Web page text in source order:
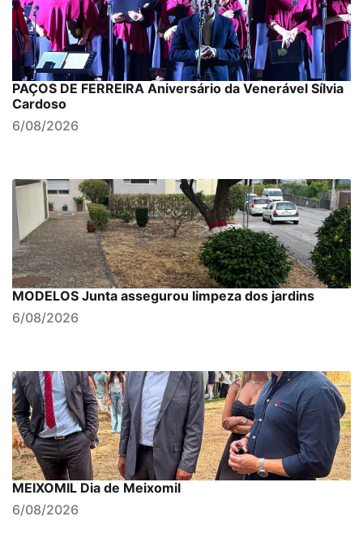
PAÇOS DE FERREIRA Aniversário da Venerável Sílvia
Cardoso
6/08/2026
MODELOS Junta assegurou limpeza dos jardins
6/08/2026
MEIXOMIL Dia de Meixomil
6/08/2026